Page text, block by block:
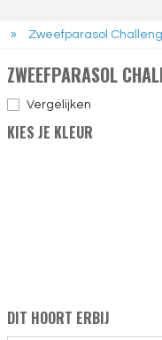
» Zweefparasol
ZWEEFPARASOL
Vergelijken
KIES JE KLEUR
DIT HOORT ERBIJ